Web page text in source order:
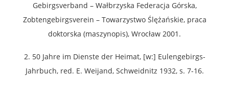
Gebirgsverband – Wałbrzyska Federacja Górska,
Zobtengebirgsverein – Towarzystwo Ślężańskie, praca
doktorska (maszynopis), Wrocław 2001.
2. 50 Jahre im Dienste der Heimat, [w:] Eulengebirgs-
Jahrbuch, red. E. Weijand, Schweidnitz 1932, s. 7-16.